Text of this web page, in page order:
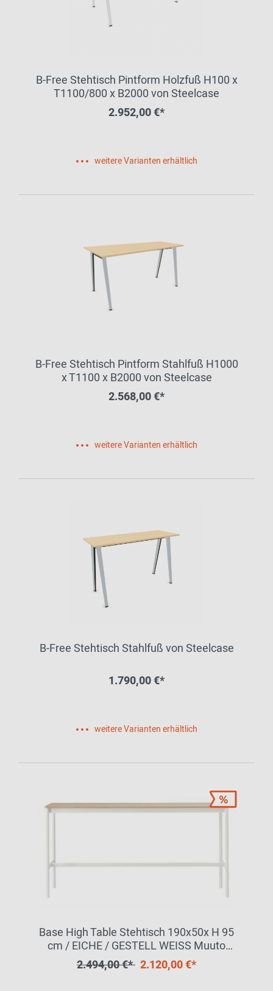
B-Free Stehtisch Pintform Holzfuß H100 x
T1100/800 x B2000 von Steelcase
2.952,00 €*
weitere Varianten erhältlich
B-Free Stehtisch Pintform Stahlfuß H1000
x T1100 x B2000 von Steelcase
2.568,00 €*
weitere Varianten erhältlich
B-Free Stehtisch Stahlfuß von Steelcase
1.790,00 €*
weitere Varianten erhältlich
Base High Table Stehtisch 190x50x H 95
cm / EICHE / GESTELL WEISS Muuto
EINZELSTÜCK
2.494,00 €* 2.120,00 €*